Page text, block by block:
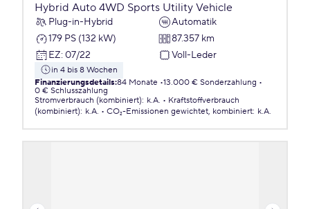
Hybrid Auto 4WD Sports Utility Vehicle
Plug-in-Hybrid
Automatik
179 PS (132 kW)
87.357 km
EZ: 07/22 Voll-Leder
in 4 bis 8 Wochen
Finanzierungsdetails:84 Monate 13.000 € Sonderzahlung
0 € Schlusszahlung
Stromverbrauch (kombiniert): k.A.
Kraftstoffverbrauch
(kombiniert): k.A. CO₂-Emissionen gewichtet, kombiniert: k.A.